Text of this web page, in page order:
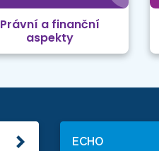
Právní a finanční
aspekty
ECHO